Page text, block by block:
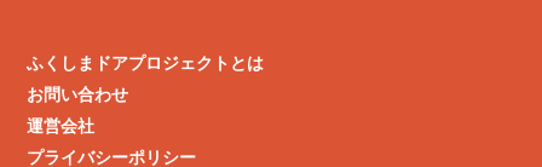
ふくしまドアプロジェクトとは
お問い合わせ
運営会社
プライバシーポリシー